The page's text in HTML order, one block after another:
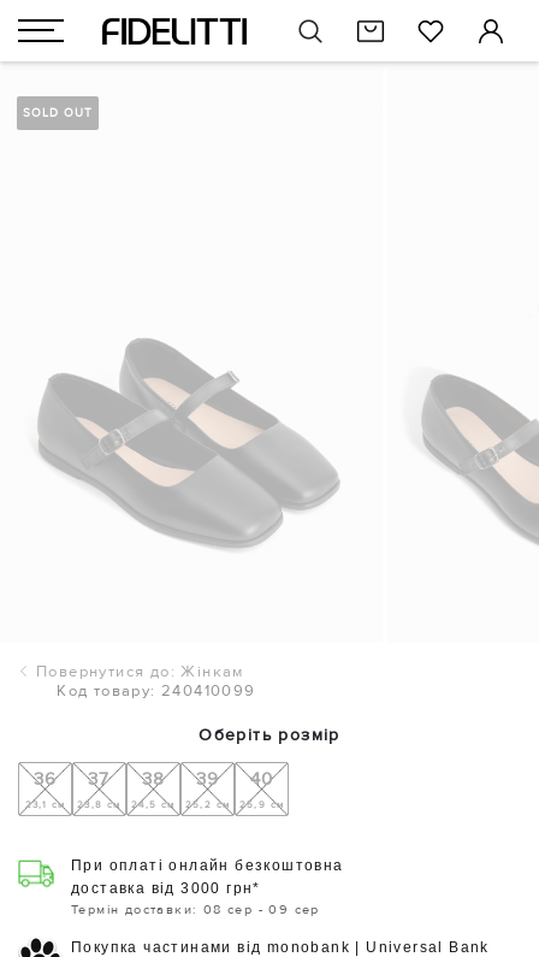
SOLD OUT
Повернутися до: Жінкам
Код товару: 240410099
Оберіть розмір
36
23,1 см
37
23,8 см
38
24,5 см
39
25,2 см
40
25,9 см
При оплаті онлайн безкоштовна
доставка від 3000 грн*
Термін доставки: 08 сер - 09 сер
Покупка частинами від monobank | Universal Bank